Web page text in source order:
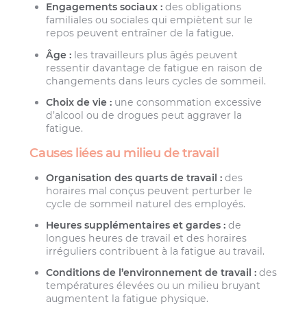
Engagements sociaux : des obligations
familiales ou sociales qui empiètent sur le
repos peuvent entraîner de la fatigue.
Âge : les travailleurs plus âgés peuvent
ressentir davantage de fatigue en raison de
changements dans leurs cycles de sommeil.
Choix de vie : une consommation excessive
d’alcool ou de drogues peut aggraver la
fatigue.
Causes liées au milieu de travail
Organisation des quarts de travail : des
horaires mal conçus peuvent perturber le
cycle de sommeil naturel des employés.
Heures supplémentaires et gardes : de
longues heures de travail et des horaires
irréguliers contribuent à la fatigue au travail.
Conditions de l’environnement de travail : des
températures élevées ou un milieu bruyant
augmentent la fatigue physique.